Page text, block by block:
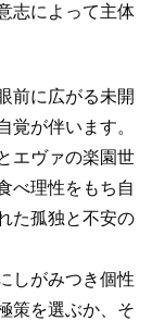
志によって主体
前に広がる未開
覚が伴います。
エヴァの楽園世
べ理性をもち自
た孤独と不安の
しがみつき個性
策を選ぶか、そ